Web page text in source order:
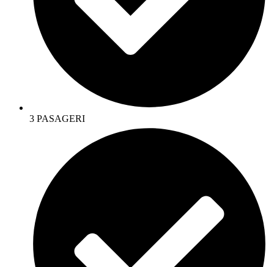
3 PASAGERI